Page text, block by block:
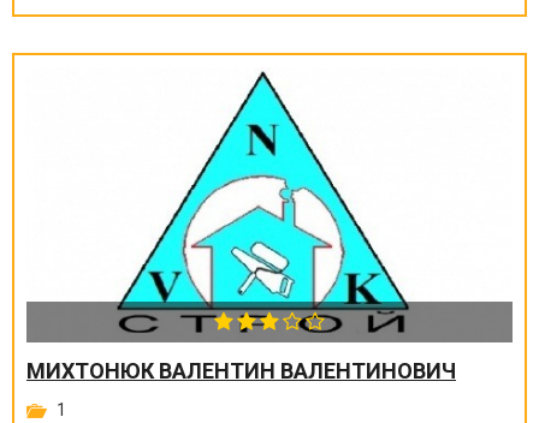
МИХТОНЮК ВАЛЕНТИН ВАЛЕНТИНОВИЧ
1